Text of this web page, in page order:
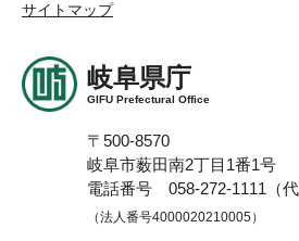
サイトマップ
岐阜県庁
GIFU Prefectural Office
〒500-8570
岐阜市薮田南2丁目1番1号
電話番号 058-272-1111（代
（法人番号4000020210005）